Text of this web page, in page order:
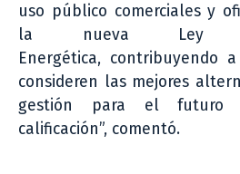
uso público comerciales y
la nueva Ley
Energética, contribuyendo
consideren las mejores
gestión para el futuro
calificación”, comentó.